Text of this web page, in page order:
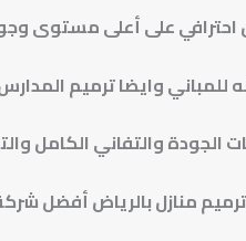
على أعلى مستوى
للمباني وايضا ترميم
والتفاني الكامل
منازل بالرياض أفضل شركة